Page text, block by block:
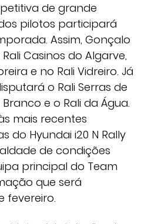
de grande
pilotos participará
Assim, Gonçalo
Casinos do Algarve,
e no Rali Vidreiro. Já
o Rali Serras de
e o Rali da Água.
mais recentes
do Hyundai i20 N Rally
de condições
principal do Team
que será
fevereiro.